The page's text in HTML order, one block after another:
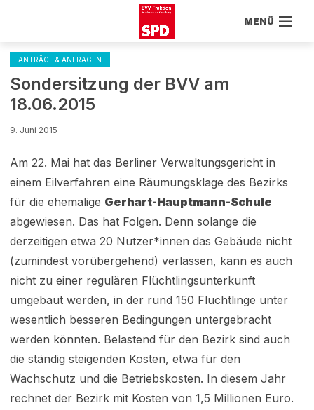
MENÜ
ANTRÄGE & ANFRAGEN
Sondersitzung der BVV am
18.06.2015
9. Juni 2015
Am 22. Mai hat das Berliner Verwaltungsgericht in
einem Eilverfahren eine Räumungsklage des Bezirks
für die ehemalige Gerhart-Hauptmann-Schule
abgewiesen. Das hat Folgen. Denn solange die
derzeitigen etwa 20 Nutzer*innen das Gebäude nicht
(zumindest vorübergehend) verlassen, kann es auch
nicht zu einer regulären Flüchtlingsunterkunft
umgebaut werden, in der rund 150 Flüchtlinge unter
wesentlich besseren Bedingungen untergebracht
werden könnten. Belastend für den Bezirk sind auch
die ständig steigenden Kosten, etwa für den
Wachschutz und die Betriebskosten. In diesem Jahr
rechnet der Bezirk mit Kosten von 1,5 Millionen Euro.